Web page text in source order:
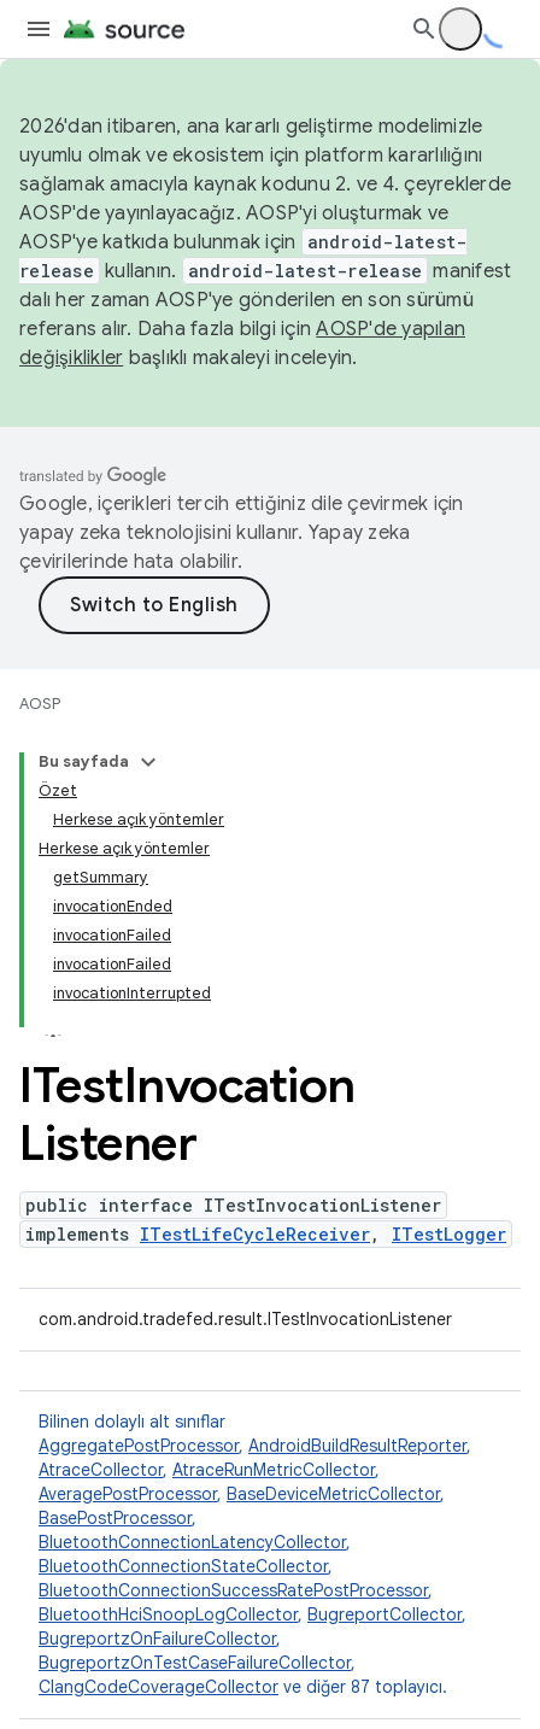
2026'dan itibaren, ana kararlı geliştirme modelimizle
uyumlu olmak ve ekosistem için platform kararlılığını
sağlamak amacıyla kaynak kodunu 2. ve 4. çeyreklerde
AOSP'de yayınlayacağız. AOSP'yi oluşturmak ve
AOSP'ye katkıda bulunmak için
android-latest-
release kullanın. android-latest-release manifest
dalı her zaman AOSP'ye gönderilen en son sürümü
referans alır. Daha fazla bilgi içinAOSP'de yapılan
değişiklikler başlıklı makaleyi inceleyin.
Google, içerikleri tercih ettiğiniz dile çevirmek için
yapay zeka teknolojisini kullanır. Yapay zeka
çevirilerinde hata olabilir.
AOSP
Bu sayfada
Özet
Herkese açık yöntemler
Herkese açık yöntemler
getSummary
invocationEnded
invocationFailed
invocationFailed
invocationInterrupted
ITestInvocation
Listener
public interface ITestInvocationListener
implements ITestLifeCycleReceiver, ITestLogger
com.android.tradefed.result.ITestInvocationListener
Bilinen dolaylı alt sınıflar
AggregatePostProcessor, AndroidBuildResultReporter,
AtraceCollector, AtraceRunMetricCollector,
AveragePostProcessor, BaseDeviceMetricCollector,
BasePostProcessor,
BluetoothConnectionLatencyCollector,
BluetoothConnectionStateCollector,
BluetoothConnectionSuccessRatePostProcessor,
BluetoothHciSnoopLogCollector, BugreportCollector,
BugreportzOnFailureCollector,
BugreportzOnTestCaseFailureCollector,
ClangCodeCoverageCollector ve diğer 87 toplayıcı.